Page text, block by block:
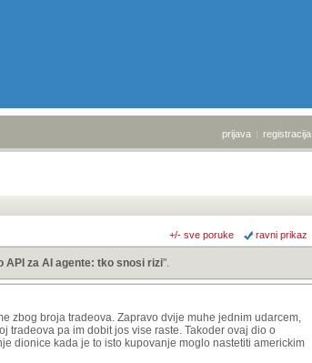
prijava | registracija
+/- sve poruke ravni prikaz
API za AI agente: tko snosi rizi".
zbog broja tradeova. Zapravo dvije muhe jednim udarcem,
tradeova pa im dobit jos vise raste. Takoder ovaj dio o
dionice kada je to isto kupovanje moglo nastetiti americkim